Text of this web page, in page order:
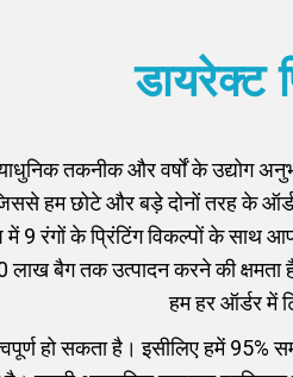
डायरेक्ट
तकनीक और वर्षों के उद्योग
हम छोटे और बड़े दोनों तरह के
में 9 रंगों के प्रिंटिंग विकल्पों के
लाख बैग तक उत्पादन करने की
हम हर ऑर्डर में
हो सकता है। इसीलिए हमें 95%